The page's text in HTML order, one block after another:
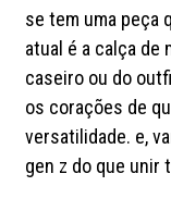
se tem uma peça
atual é a calça de
caseiro ou do
os corações de
versatilidade. e,
gen z do que unir